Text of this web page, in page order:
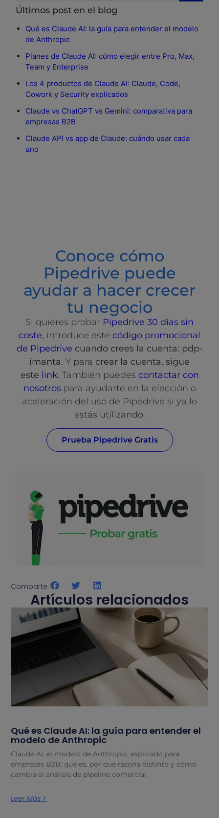
Últimos post en el blog
Qué es Claude AI: la guía para entender el modelo
de Anthropic
Planes de Claude AI: cómo elegir entre Pro, Max,
Team y Enterprise
Los 4 productos de Claude AI: Claude, Code,
Cowork y Security explicados
Claude vs ChatGPT vs Gemini: comparativa para
empresas B2B
Claude API vs app de Claude: cuándo usar cada
uno
Conoce cómo
Pipedrive puede
ayudar a hacer crecer
tu negocio
Si quieres probar Pipedrive 30 días sin
coste, introduce este código promocional
de Pipedrive cuando crees la cuenta: pdp-
imanta. Y para crear la cuenta, sigue
este link. También puedes contactar con
nosotros para ayudarte en la elección o
aceleración del uso de Pipedrive si ya lo
estás utilizando.
Prueba Pipedrive Gratis
Comparte:
Artículos relacionados
Qué es Claude AI: la guía para entender el
modelo de Anthropic
Claude AI, el modelo de Anthropic, explicado para
empresas B2B: qué es, por qué razona distinto y cómo
cambia el análisis de pipeline comercial.
Leer Más >